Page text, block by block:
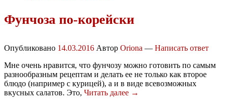
Фунчоза по-корейски
Опубликовано 14.03.2016 Автор Oriona — Написать ответ
Мне очень нравится, что фунчозу можно готовить по самым
разнообразным рецептам и делать ее не только как второе
блюдо (например с курицей), а и в виде всевозможных
вкусных салатов. Это, Читать далее →